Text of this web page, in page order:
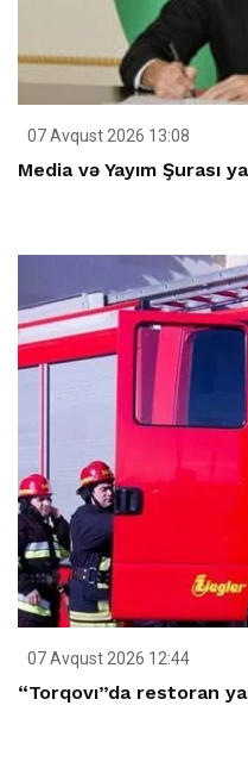
07 Avqust 2026 13:08
Media və Yayım Şurası
07 Avqust 2026 12:44
“Torqovı”da restoran